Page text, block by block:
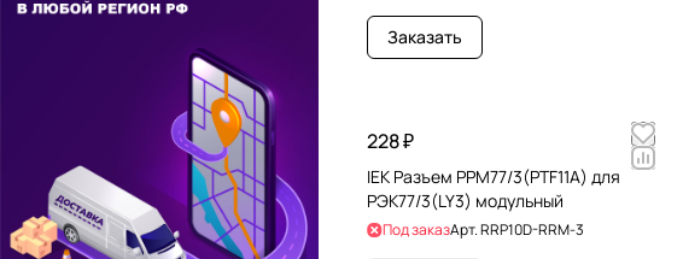
Заказать
228 ₽
IEK Разъем РРМ77/3(PTF11A) для
РЭК77/3(LY3) модульный
Под заказАрт.RRP10D-RRM-3